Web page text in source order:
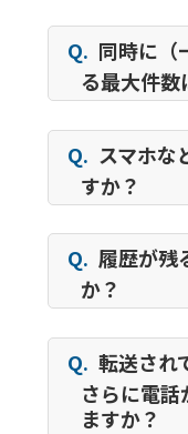
Q. 同時に（
る最大件数
Q. スマホな
すか？
Q. 履歴が残
か？
Q. 転送され
さらに電話
ますか？